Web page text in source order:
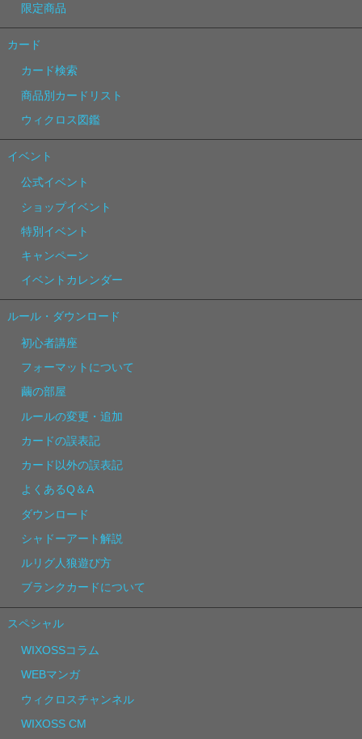
限定商品
カード
カード検索
商品別カードリスト
ウィクロス図鑑
イベント
公式イベント
ショップイベント
特別イベント
キャンペーン
イベントカレンダー
ルール・ダウンロード
初心者講座
フォーマットについて
繭の部屋
ルールの変更・追加
カードの誤表記
カード以外の誤表記
よくあるQ＆A
ダウンロード
シャドーアート解説
ルリグ人狼遊び方
ブランクカードについて
スペシャル
WIXOSSコラム
WEBマンガ
ウィクロスチャンネル
WIXOSS CM